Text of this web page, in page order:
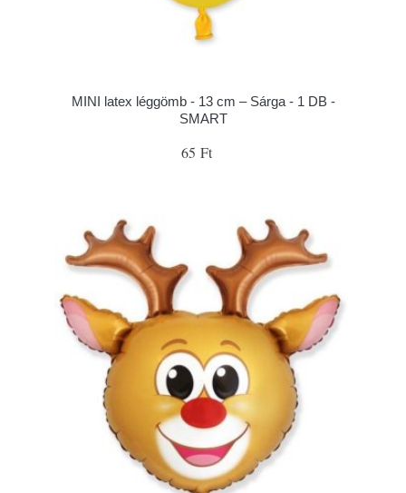
MINI latex léggömb - 13 cm – Sárga - 1 DB -
SMART
65 Ft